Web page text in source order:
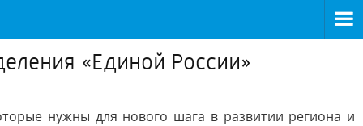
«Единой России»
нужны для нового шага в развитии региона и